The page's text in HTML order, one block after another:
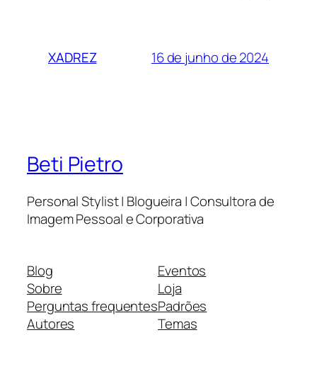
XADREZ 16 de junho de 2024
Beti Pietro
Personal Stylist | Blogueira | Consultora de
Imagem Pessoal e Corporativa
Blog
Sobre
Perguntas frequentes
Autores
Eventos
Loja
Padrões
Temas